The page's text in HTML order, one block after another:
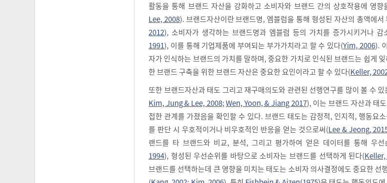
활동을 통해 브랜드 자산을 강화하고 소비자와 브랜드 간의 상호작용에 영향
Lee, 2008). 브랜드자산이란 브랜드명, 엠블럼을 통해 형성된 자산의 총액에
2012), 소비자가 생각하는 브랜드명과 엠블럼 등의 가치를 증가시키거나 감
1991), 이를 통해 기업제품에 부여되는 부가가치라고 할 수 있다(Yim, 2006).
자가 인식하는 브랜드의 가치를 말하며, 중요한 가치로 인식된 브랜드는 쉽게
한 브랜드 구축을 위한 브랜드 자산은 중요한 요인이라고 할 수 있다(Keller,
또한 브랜드자산과 태도 그리고 재구매의도와 관련된 선행연구를 많이 볼 수 있
Kim, Jung & Lee, 2008;Wen, Yoon, & Jiang 2017), 이는 브랜드 자산과 태
접한 관계를 가졌음을 확인할 수 있다. 브랜드 태도는 감정적, 인지적, 행동요
를 판단 시 우호적이거나 비우호적인 반응을 얻는 것으로써(Lee & Jeong,
랜드를 타 브랜드와 비교, 분석, 그리고 평가하여 얻은 데이터를 통해 우선
1994), 형성된 우선순위를 바탕으로 소비자는 브랜드를 선택하게 된다(
브랜드를 선택하는데 큰 영향을 미치는 태도는 소비자 의사결정에도 중요한 선